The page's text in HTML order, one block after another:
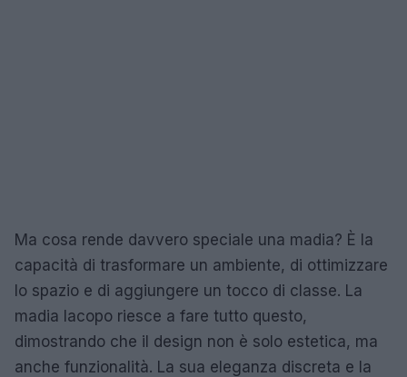
Ma cosa rende davvero speciale una madia? È la
capacità di trasformare un ambiente, di ottimizzare
lo spazio e di aggiungere un tocco di classe. La
madia Iacopo riesce a fare tutto questo,
dimostrando che il design non è solo estetica, ma
anche funzionalità. La sua eleganza discreta e la